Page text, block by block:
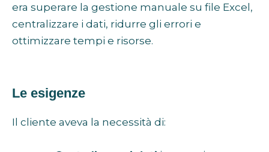
era superare la gestione manuale su file Excel,
centralizzare i dati, ridurre gli errori e
ottimizzare tempi e risorse.
Le esigenze
Il cliente aveva la necessità di: